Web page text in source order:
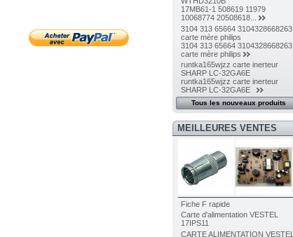
17MB61-1 508619 11979
10068774 20508618...
3104 313 65664 3104328668263
carte mère philips
3104 313 65664 3104328668263
carte mère philips
runtka165wjzz carte inerteur
SHARP LC-32GA6E
runtka165wjzz carte inerteur
SHARP LC-32GA6E
Tous les nouveaux produits
MEILLEURES VENTES
Fiche F rapide
Carte d'alimentation VESTEL
17IPS11
CARTE ALIMENTATION VESTEL